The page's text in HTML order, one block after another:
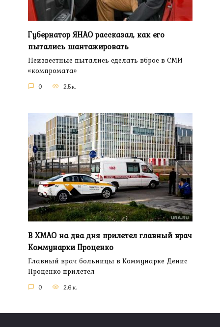
Губернатор ЯНАО рассказал, как его
пытались шантажировать
Неизвестные пытались сделать вброс в СМИ
«компромата»
0 2.5к.
В ХМАО на два дня прилетел главный врач
Коммунарки Проценко
Главный врач больницы в Коммунарке Денис
Проценко прилетел
0 2.6к.